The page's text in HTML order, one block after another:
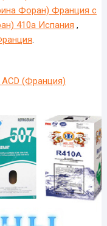
Форан) Франция с
410a Испания ,
.
(Франция)